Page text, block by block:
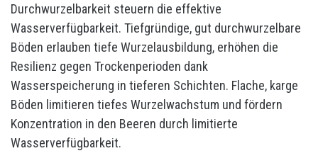
Durchwurzelbarkeit steuern die effektive
Wasserverfügbarkeit. Tiefgründige, gut durchwurzelbare
Böden erlauben tiefe Wurzelausbildung, erhöhen die
Resilienz gegen Trockenperioden dank
Wasserspeicherung in tieferen Schichten. Flache, karge
Böden limitieren tiefes Wurzelwachstum und fördern
Konzentration in den Beeren durch limitierte
Wasserverfügbarkeit.